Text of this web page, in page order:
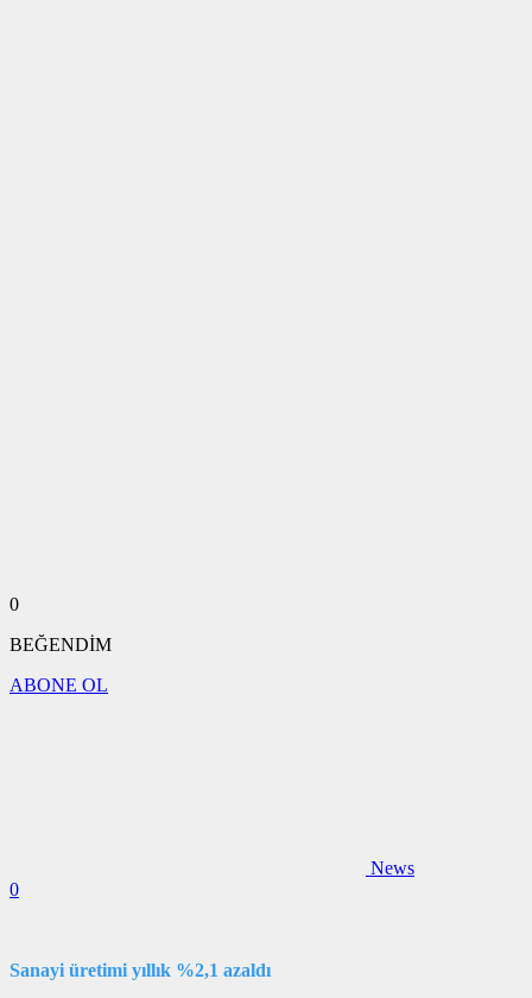
0
BEĞENDİM
ABONE OL
News
0
Sanayi üretimi yıllık %2,1 azaldı